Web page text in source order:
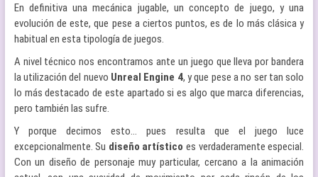
En definitiva una mecánica jugable, un concepto de juego, y una
evolución de este, que pese a ciertos puntos, es de lo más clásica y
habitual en esta tipología de juegos.
A nivel técnico nos encontramos ante un juego que lleva por bandera
la utilización del nuevo Unreal Engine 4, y que pese a no ser tan solo
lo más destacado de este apartado si es algo que marca diferencias,
pero también las sufre.
Y porque decimos esto… pues resulta que el juego luce
excepcionalmente. Su diseño artístico es verdaderamente especial.
Con un diseño de personaje muy particular, cercano a la animación